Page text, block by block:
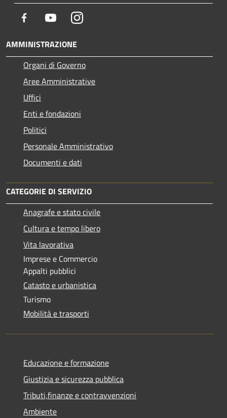
Facebook YoutubeInstagram
AMMINISTRAZIONE
Organi di Governo
Aree Amministrative
Uffici
Enti e fondazioni
Politici
Personale Amministrativo
Documenti e dati
CATEGORIE DI SERVIZIO
Anagrafe e stato civile
Cultura e tempo libero
Vita lavorativa
Imprese e Commercio
Appalti pubblici
Catasto e urbanistica
Turismo
Mobilità e trasporti
Educazione e formazione
Giustizia e sicurezza pubblica
Tributi,finanze e contravvenzioni
Ambiente